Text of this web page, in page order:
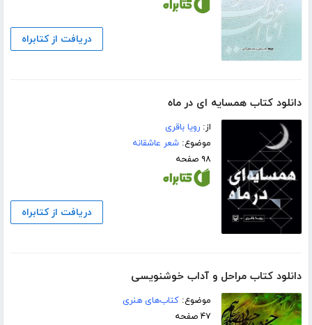
دریافت از کتابراه
دانلود کتاب همسایه ای در ماه
از:رویا باقری
موضوع:شعر عاشقانه
۹۸ صفحه
دریافت از کتابراه
دانلود کتاب مراحل و آداب خوشنویسی
موضوع:کتاب‌های هنری
۴۷ صفحه